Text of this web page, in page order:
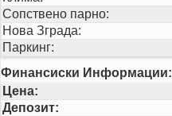
Сопствено парно:
Нова Зграда:
Паркинг:
Финансиски Информации:
Цена:
Депозит: